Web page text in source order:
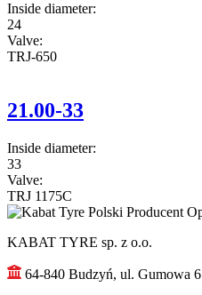
Inside diameter:
24
Valve:
TRJ-650
21.00-33
Inside diameter:
33
Valve:
TRJ 1175C
KABAT TYRE sp. z o.o.
64-840 Budzyń, ul. Gumowa 6